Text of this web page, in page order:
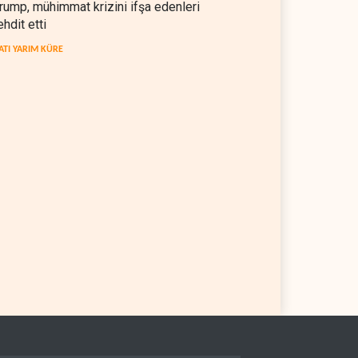
mühimmat krizini ifşa edenleri
etti
YARIM KÜRE